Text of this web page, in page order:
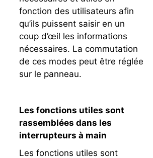
fonction des utilisateurs afin
qu’ils puissent saisir en un
coup d’œil les informations
nécessaires. La commutation
de ces modes peut être réglée
sur le panneau.
Les fonctions utiles sont
rassemblées dans les
interrupteurs à main
Les fonctions utiles sont